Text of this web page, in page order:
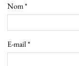
Nom*
E-mail*